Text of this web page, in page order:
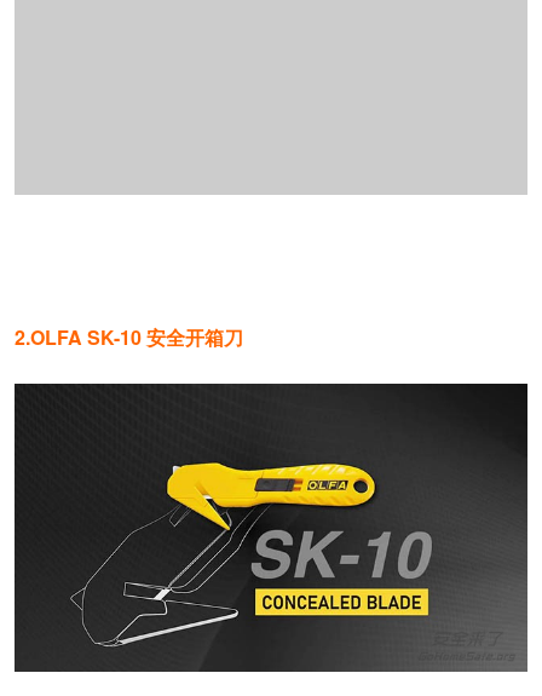
2.OLFA SK-10 安全开箱刀